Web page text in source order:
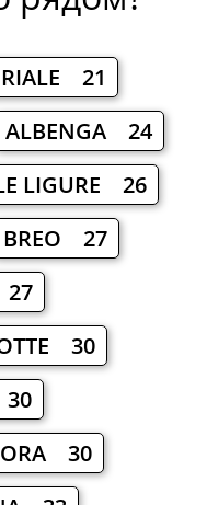
21
ALBENGA 24
LIGURE 26
BREO 27
27
30
30